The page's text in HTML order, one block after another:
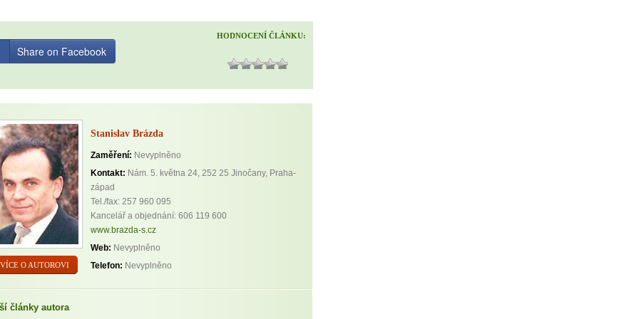
HODNOCENÍ ČLÁNKU:
Share on Facebook
VÍCE O AUTOROVI
Stanislav Brázda
Zaměření: Nevyplněno
Kontakt: Nám. 5. května 24, 252 25 Jinočany, Praha-
západ
Tel./fax: 257 960 095
Kancelář a objednání: 606 119 600
www.brazda-s.cz
Web: Nevyplněno
Telefon: Nevyplněno
články autora